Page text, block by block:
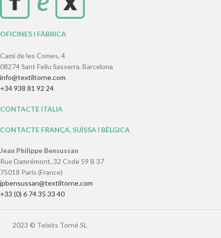
OFICINES I FÀBRICA
Camí de les Comes, 4
08274 Sant Feliu Sasserra, Barcelona
info@textiltorne.com
+34 938 81 92 24
CONTACTE ITÀLIA
CONTACTE FRANÇA, SUÏSSA I BÈLGICA
Jean Philippe Bensussan
Rue Damrémont, 32 Code 59 B 37
75018 Paris (France)
jpbensussan@textiltorne.com
+33 (0) 6 74 35 33 40
2023 © Teixits Torné SL